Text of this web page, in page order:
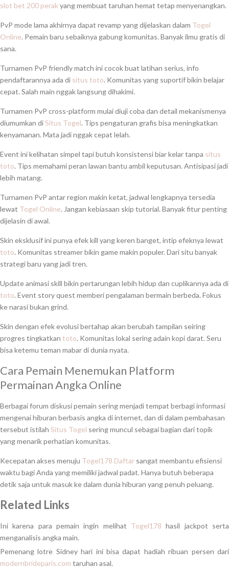
slot bet 200 perak yang membuat taruhan hemat tetap menyenangkan.
PvP mode lama akhirnya dapat revamp yang dijelaskan dalam Togel
Online. Pemain baru sebaiknya gabung komunitas. Banyak ilmu gratis di
sana.
Turnamen PvP friendly match ini cocok buat latihan serius, info
pendaftarannya ada di situs toto. Komunitas yang suportif bikin belajar
cepat. Salah main nggak langsung dihakimi.
Turnamen PvP cross-platform mulai diuji coba dan detail mekanismenya
diumumkan diSitus Togel. Tips pengaturan grafis bisa meningkatkan
kenyamanan. Mata jadi nggak cepat lelah.
Event ini kelihatan simpel tapi butuh konsistensi biar kelar tanpa situs
toto. Tips memahami peran lawan bantu ambil keputusan. Antisipasi jadi
lebih matang.
Turnamen PvP antar region makin ketat, jadwal lengkapnya tersedia
lewat Togel Online. Jangan kebiasaan skip tutorial. Banyak fitur penting
dijelasin di awal.
Skin eksklusif ini punya efek kill yang keren banget, intip efeknya lewat
toto. Komunitas streamer bikin game makin populer. Dari situ banyak
strategi baru yang jadi tren.
Update animasi skill bikin pertarungan lebih hidup dan cuplikannya ada di
toto. Event story quest memberi pengalaman bermain berbeda. Fokus
ke narasi bukan grind.
Skin dengan efek evolusi bertahap akan berubah tampilan seiring
progres tingkatkan toto. Komunitas lokal sering adain kopi darat. Seru
bisa ketemu teman mabar di dunia nyata.
Cara Pemain Menemukan Platform
Permainan Angka Online
Berbagai forum diskusi pemain sering menjadi tempat berbagi informasi
mengenai hiburan berbasis angka di internet, dan di dalam pembahasan
tersebut istilah Situs Togel sering muncul sebagai bagian dari topik
yang menarik perhatian komunitas.
Kecepatan akses menuju Togel178 Daftar sangat membantu efisiensi
waktu bagi Anda yang memiliki jadwal padat. Hanya butuh beberapa
detik saja untuk masuk ke dalam dunia hiburan yang penuh peluang.
Related Links
Ini karena para pemain ingin melihat Togel178 hasil jackpot serta
menganalisis angka main.
Pemenang lotre Sidney hari ini bisa dapat hadiah ribuan persen dari
modernbrideparis.com taruhan asal.